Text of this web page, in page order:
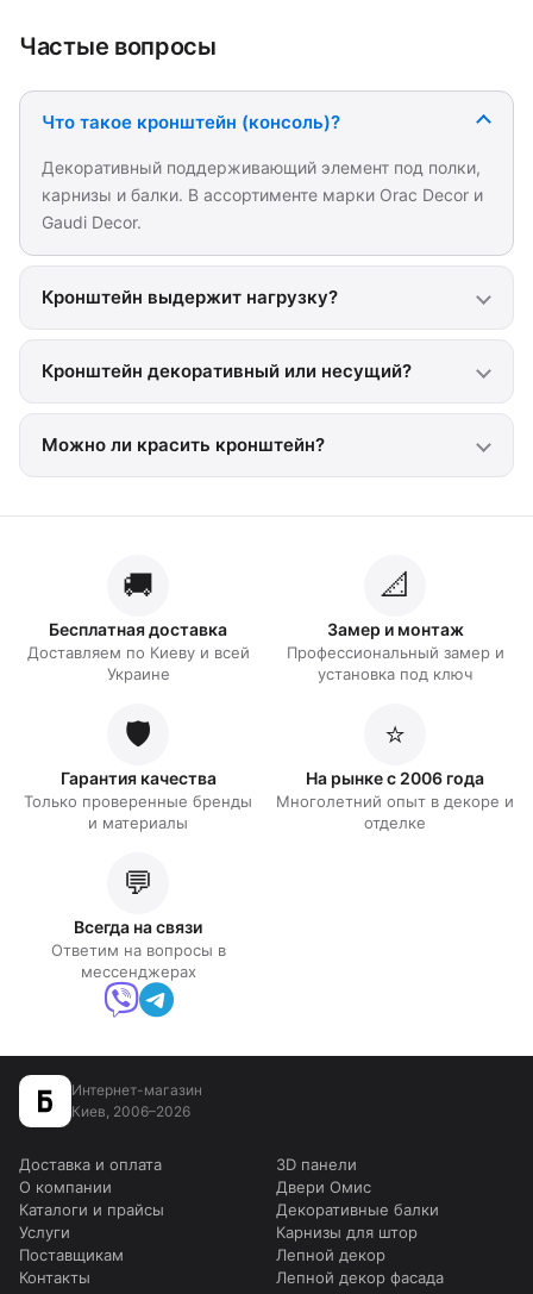
Частые вопросы
Что такое кронштейн (консоль)?
Декоративный поддерживающий элемент под полки,
карнизы и балки. В ассортименте марки Orac Decor и
Gaudi Decor.
Кронштейн выдержит нагрузку?
Кронштейн декоративный или несущий?
Можно ли красить кронштейн?
🚚
Бесплатная доставка
Доставляем по Киеву и всей
Украине
📐
Замер и монтаж
Профессиональный замер и
установка под ключ
🛡️
Гарантия качества
Только проверенные бренды
и материалы
⭐
На рынке с 2006 года
Многолетний опыт в декоре и
отделке
💬
Всегда на связи
Ответим на вопросы в
мессенджерах
Интернет-магазин
Киев, 2006–2026
Доставка и оплата
О компании
Каталоги и прайсы
Услуги
Поставщикам
Контакты
3D панели
Двери Омис
Декоративные балки
Карнизы для штор
Лепной декор
Лепной декор фасада